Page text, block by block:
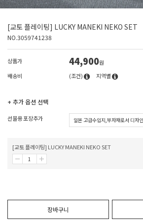
[교토 플레이팅] LUCKY MANEKI NEKO SET
NO.3059741238
상품가 44,900원
배송비
(조건) 지역별
+ 추가 옵션 선택
선물용 포장추가
[교토 플레이팅] LUCKY MANEKI NEKO SET
장바구니